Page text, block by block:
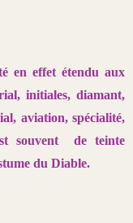
en effet étendu aux
initiales, diamant,
aviation, spécialité,
souvent de teinte
du Diable.